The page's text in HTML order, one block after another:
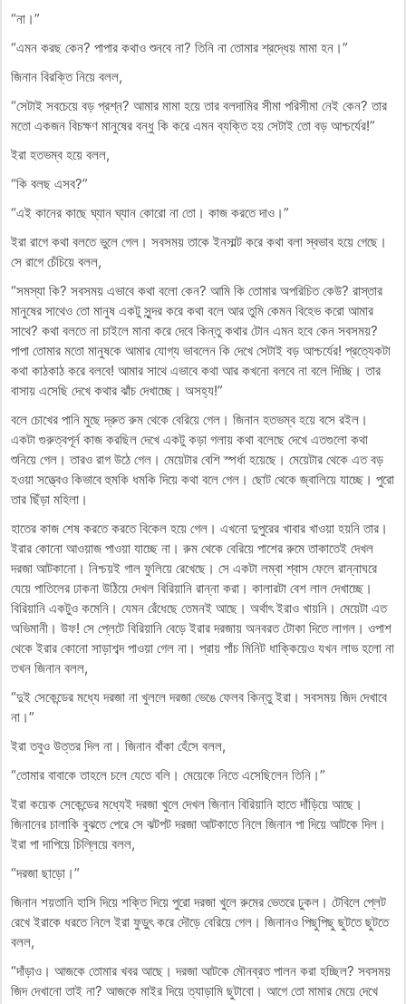
“না।”
“এমন করছ কেন? পাপার কথাও শুনবে না? তিনি না তোমার শ্রদ্ধেয় মামা হন।”
জিনান বিরক্তি নিয়ে বলল,
“সেটাই সবচেয়ে বড় প্রশ্ন? আমার মামা হয়ে তার বলদামির সীমা পরিসীমা নেই কেন? তার
মতো একজন বিচক্ষণ মানুষের বন্ধু কি করে এমন ব্যক্তি হয় সেটাই তো বড় আশ্চর্যের!”
ইরা হতভম্ব হয়ে বলল,
“কি বলছ এসব?”
“এই কানের কাছে ঘ্যান ঘ্যান কোরো না তো। কাজ করতে দাও।”
ইরা রাগে কথা বলতে ভুলে গেল। সবসময় তাকে ইনসাল্ট করে কথা বলা স্বভাব হয়ে গেছে।
সে রাগে চেঁচিয়ে বলল,
“সমস্যা কি? সবসময় এভাবে কথা বলো কেন? আমি কি তোমার অপরিচিত কেউ? রাস্তার
মানুষের সাথেও তো মানুষ একটু সুন্দর করে কথা বলে আর তুমি কেমন বিহেভ করো আমার
সাথে? কথা বলতে না চাইলে মানা করে দেবে কিন্তু কথার টোন এমন হবে কেন সবসময়?
পাপা তোমার মতো মানুষকে আমার যোগ্য ভাবলেন কি দেখে সেটাই বড় আশ্চর্যের! প্রত্যেকটা
কথা কাঠকাঠ করে বলবে! আমার সাথে এভাবে কথা আর কখনো বলবে না বলে দিচ্ছি। তার
বাসায় এসেছি দেখে কথার ঝাঁচ দেখাচ্ছে। অসহ্য!”
বলে চোখের পানি মুছে দ্রুত রুম থেকে বেরিয়ে গেল। জিনান হতভম্ব হয়ে বসে রইল।
একটা গুরুত্বপূর্ন কাজ করছিল দেখে একটু কড়া গলায় কথা বলেছে দেখে এতগুলো কথা
শুনিয়ে গেল। তারও রাগ উঠে গেল। মেয়েটার বেশি স্পর্ধা হয়েছে। মেয়েটার থেকে এত বড়
হওয়া সত্ত্বেও কিভাবে হুমকি ধমকি দিয়ে কথা বলে গেল। ছোট থেকে জ্বালিয়ে যাচ্ছে। পুরো
তার ছিঁড়া মহিলা।
হাতের কাজ শেষ করতে করতে বিকেল হয়ে গেল। এখনো দুপুরের খাবার খাওয়া হয়নি তার।
ইরার কোনো আওয়াজ পাওয়া যাচ্ছে না। রুম থেকে বেরিয়ে পাশের রুমে তাকাতেই দেখল
দরজা আটকানো। নিশ্চয়ই গাল ফুলিয়ে রেখেছে। সে একটা লম্বা শ্বাস ফেলে রান্নাঘরে
যেয়ে পাতিলের ঢাকনা উঠিয়ে দেখল বিরিয়ানি রান্না করা। কালারটা বেশ লাল দেখাচ্ছে।
বিরিয়ানি একটুও কমেনি। যেমন রেঁধেছে তেমনই আছে। অর্থাৎ ইরাও খায়নি। মেয়েটা এত
অভিমানী। উফ! সে প্লেটে বিরিয়ানি বেড়ে ইরার দরজায় অনবরত টোকা দিতে লাগল। ওপাশ
থেকে ইরার কোনো সাড়াশব্দ পাওয়া গেল না। প্রায় পাঁচ মিনিট ধাক্কিয়েও যখন লাভ হলো না
তখন জিনান বলল,
“দুই সেকেন্ডের মধ্যে দরজা না খুললে দরজা ভেঙে ফেলব কিন্তু ইরা। সবসময় জিদ দেখাবে
না।”
ইরা তবুও উত্তর দিল না। জিনান বাঁকা হেঁসে বলল,
“তোমার বাবাকে তাহলে চলে যেতে বলি। মেয়েকে নিতে এসেছিলেন তিনি।”
ইরা কয়েক সেকেন্ডের মধ্যেই দরজা খুলে দেখল জিনান বিরিয়ানি হাতে দাঁড়িয়ে আছে।
জিনানের চালাকি বুঝতে পেরে সে ঝটপট দরজা আটকাতে নিলে জিনান পা দিয়ে আটকে দিল।
ইরা পা দাপিয়ে চিল্লিয়ে বলল,
“দরজা ছাড়ো।”
জিনান শয়তানি হাসি দিয়ে শক্তি দিয়ে পুরো দরজা খুলে রুমের ভেতরে ঢুকল। টেবিলে প্লেট
রেখে ইরাকে ধরতে নিলে ইরা ফুড়ুৎ করে দৌড়ে বেরিয়ে গেল। জিনানও পিছুপিছু ছুটতে ছুটতে
বলল,
“দাঁড়াও। আজকে তোমার খবর আছে। দরজা আটকে মৌনব্রত পালন করা হচ্ছিল? সবসময়
জিদ দেখানো তাই না? আজকে মাইর দিয়ে ত্যাড়ামি ছুটাবো। আগে তো মামার মেয়ে দেখে